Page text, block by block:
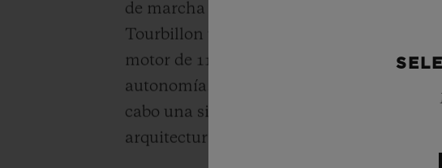
de marcha exclusiva de los calibres Meca-
Tourbillon y MP-11. El enfoque
motor de 11 barriletes MP-05, dotado de
autonomía. En su "Arte de la Fusión",
cabo una simbiosis perfecta entre
arquitectura y diseño.